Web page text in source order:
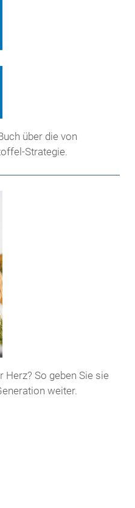
über die von
Strategie.
So geben Sie sie
weiter.